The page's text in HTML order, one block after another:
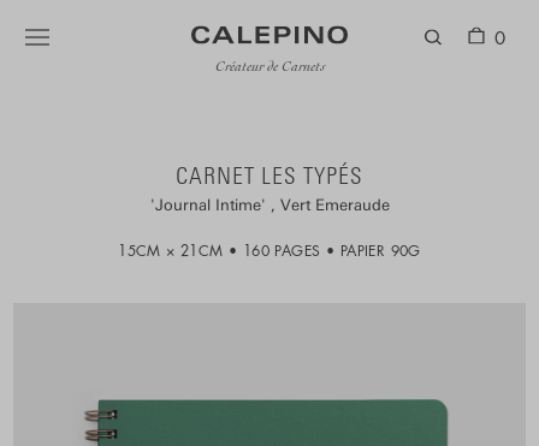
Créateur de Carnets
0
CARNET LES TYPÉS
Journal Intime Vert Emeraude
15CM × 21CM 160 PAGES PAPIER 90G